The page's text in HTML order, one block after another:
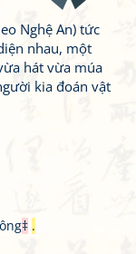
Nghệ An) tức
nhau, một
hát vừa múa
kia đoán vật
‡ .